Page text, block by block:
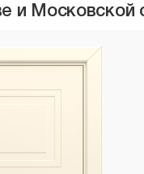
и Московской